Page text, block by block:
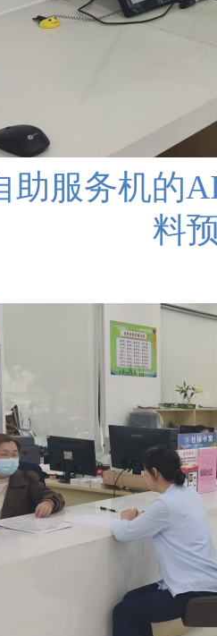
助服务机的
料